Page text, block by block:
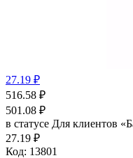
27.19 ₽
516.58 ₽
501.08 ₽
в статусе Для клиентов
27.19 ₽
Код: 13801